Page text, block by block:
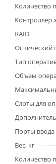
Количество
Контроллер
RAID
Оптический
Тип
Объем
Слоты для
Порты
Вес, кг
Количество